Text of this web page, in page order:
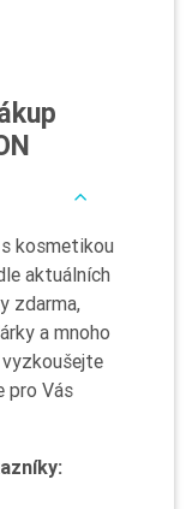
kosmetikou
aktuálních
zdarma,
a mnoho
pro Vás